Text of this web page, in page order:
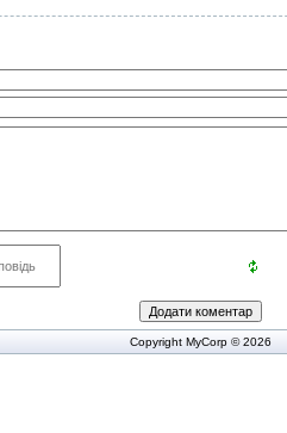
Copyright MyCorp © 2026